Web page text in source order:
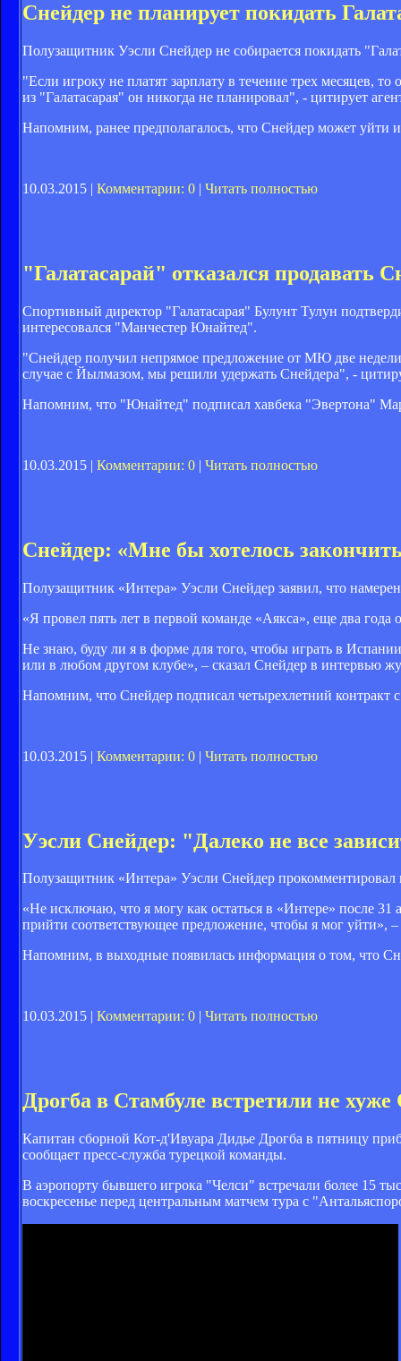
Снейдер не планирует покидать
Полузащитник Уэсли Снейдер не собирается покидать
"Если игроку не платят зарплату в течение трех месяцев,
из "Галатасарая" он никогда не планировал", - цитирует
Напомним, ранее предполагалось, что Снейдер может уйти
10.03.2015 | Комментарии: 0 | Читать полностью
"Галатасарай" отказался продавать
Спортивный директор "Галатасарая" Булунт Тулун
интересовался "Манчестер Юнайтед".
"Снейдер получил непрямое предложение от МЮ две
случае с Йылмазом, мы решили удержать Снейдера", -
Напомним, что "Юнайтед" подписал хавбека "Эвертона"
10.03.2015 | Комментарии: 0 | Читать полностью
Снейдер: «Мне бы хотелось
Полузащитник «Интера» Уэсли Снейдер заявил, что
«Я провел пять лет в первой команде «Аякса», еще два года
Не знаю, буду ли я в форме для того, чтобы играть в
или в любом другом клубе», – сказал Снейдер в интервью
Напомним, что Снейдер подписал четырехлетний контракт
10.03.2015 | Комментарии: 0 | Читать полностью
Уэсли Снейдер: "Далеко не все
Полузащитник «Интера» Уэсли Снейдер
«Не исключаю, что я могу как остаться в «Интере» после
прийти соответствующее предложение, чтобы я мог уйти»,
Напомним, в выходные появилась информация о том, что
10.03.2015 | Комментарии: 0 Читать полностью
Дрогба в Стамбуле встретили не хуже
Капитан сборной Кот-д'Ивуара Дидье Дрогба в пятницу
сообщает пресс-служба турецкой команды.
В аэропорту бывшего игрока "Челси" встречали более 15
воскресенье перед центральным матчем тура с